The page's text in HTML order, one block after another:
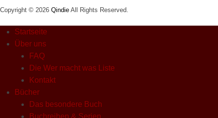
Copyright © 2026 Qindie All Rights Reserved.
Startseite
Über uns
FAQ
Die Wer macht was Liste
Kontakt
Bücher
Das besondere Buch
Buchreihen & Serien